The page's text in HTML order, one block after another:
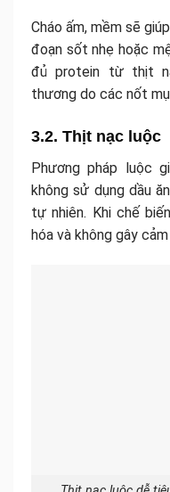
Cháo ấm, mềm sẽ
đoạn sốt nhẹ hoặc
đủ protein từ thịt
thương do các nốt
3.2. Thịt nạc luộc
Phương pháp luộc
không sử dụng dầu
tự nhiên. Khi chế
hóa và không gây